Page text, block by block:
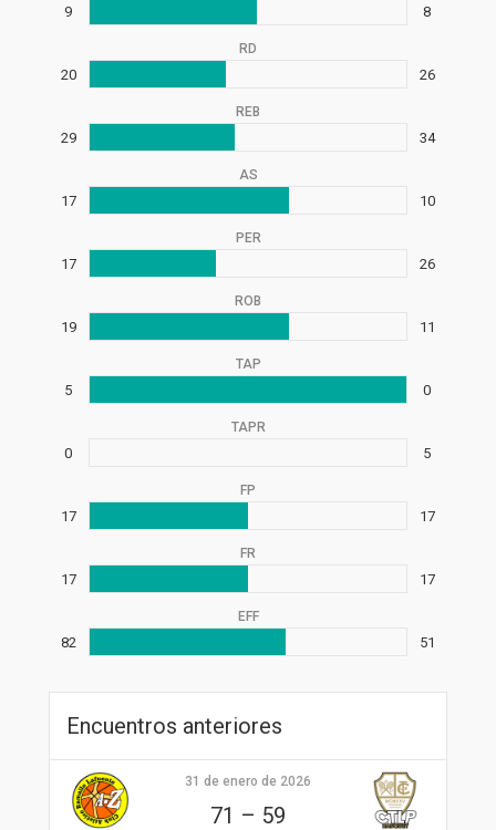
9 8
RD
20 26
REB
29 34
AS
17 10
PER
17 26
ROB
19 11
TAP
5 0
TAPR
0 5
FP
17 17
FR
17 17
EFF
82 51
Encuentros anteriores
31 de enero de 2026
71 – 59